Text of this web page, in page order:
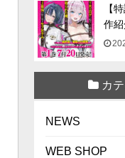
【
作紹
カテ
NEWS
WEB SHOP